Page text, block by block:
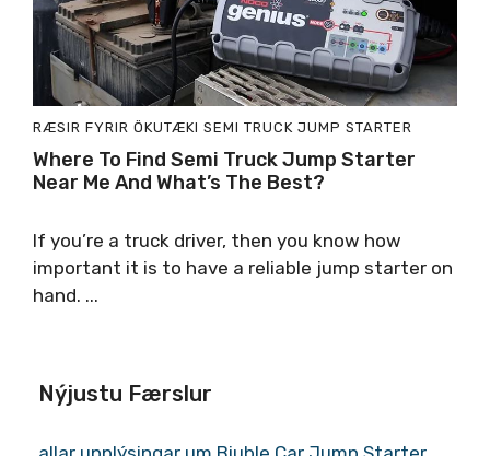
RÆSIR FYRIR ÖKUTÆKI SEMI TRUCK JUMP STARTER
Where To Find Semi Truck Jump Starter
Near Me And What’s The Best?
If you’re a truck driver, then you know how
important it is to have a reliable jump starter on
hand. ...
Nýjustu Færslur